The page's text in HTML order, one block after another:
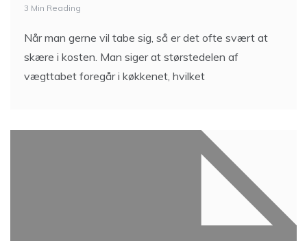
3 Min Reading
Når man gerne vil tabe sig, så er det ofte svært at
skære i kosten. Man siger at størstedelen af
vægttabet foregår i køkkenet, hvilket